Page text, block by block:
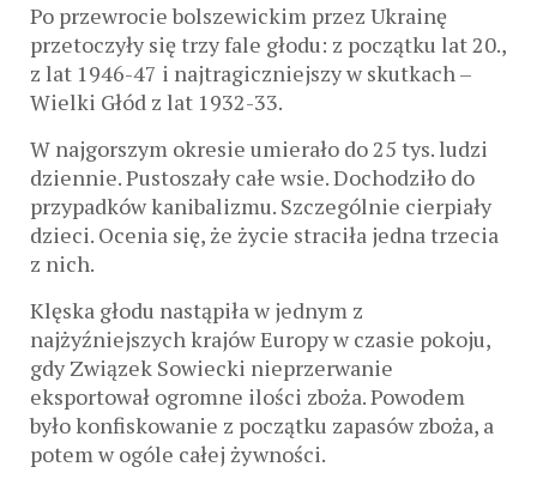
Po przewrocie bolszewickim przez Ukrainę
przetoczyły się trzy fale głodu: z początku lat 20.,
z lat 1946-47 i najtragiczniejszy w skutkach –
Wielki Głód z lat 1932-33.
W najgorszym okresie umierało do 25 tys. ludzi
dziennie. Pustoszały całe wsie. Dochodziło do
przypadków kanibalizmu. Szczególnie cierpiały
dzieci. Ocenia się, że życie straciła jedna trzecia
z nich.
Klęska głodu nastąpiła w jednym z
najżyźniejszych krajów Europy w czasie pokoju,
gdy Związek Sowiecki nieprzerwanie
eksportował ogromne ilości zboża. Powodem
było konfiskowanie z początku zapasów zboża, a
potem w ogóle całej żywności.